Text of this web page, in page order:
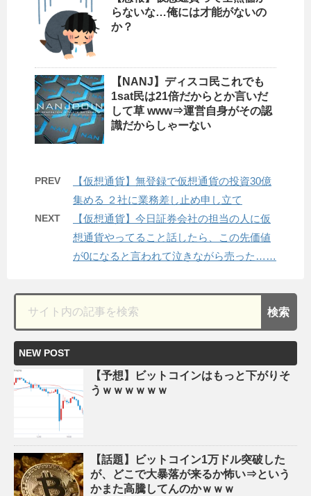
らないな…俺には才能がないの
か？
【NANJ】ディスコ民これでも
1sat民は21倍だからとか言いだ
して草 www⇒運営自身がその認
識だからしゃーない
PREV
【仮想通貨】無登録で仮想通貨の投資30億
集める ２社に業務差し止め申し立て
NEXT
【仮想通貨】今日証券会社の担当の人に仮
想通貨やってること話したら、この先価値
が0になると言われて泣きながら売った……
NEW POST
【予想】ビットコインはもっと下がりそ
うｗｗｗｗｗｗ
【話題】ビットコイン1万ドル突破した
が、どこで大暴落が来るか怖い⇒という
かまた高騰してんのかｗｗｗ